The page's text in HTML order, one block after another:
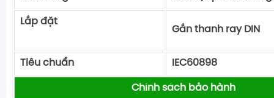
Lắp đặt
Gắn thanh ray DIN
Tiêu chuẩn IEC60898
Chính sách bảo hành